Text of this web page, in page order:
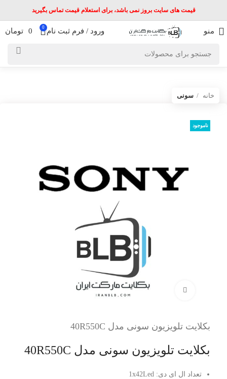
قیمت های سایت بروز نمی باشد، برای استعلام قیمت تماس بگیرید
منو ورود / فرم ثبت نام 0
0 تومان
خانه سونی
ناموجود
برای بزرگنمایی کلیک کنید
بکلایت تلویزیون سونی مدل 40R550C
بکلایت تلویزیون سونی مدل 40R550C
تعداد ال ای دی: 1x42Led